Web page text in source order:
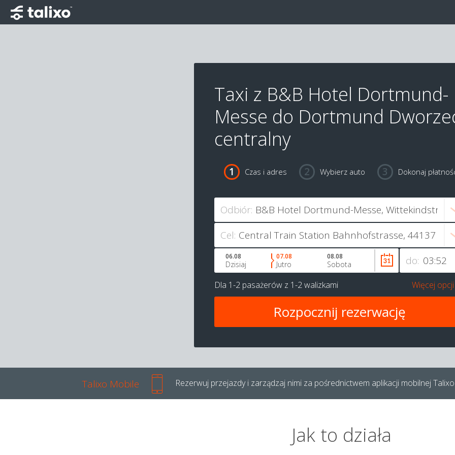
Taxi z B&B Hotel Dortmund-
Messe do Dortmund
centralny
Czas i adres Wybierz auto Dokonaj
Odbiór:
Cel:
do:
06.08
Dzisiaj
07.08
Jutro
08.08
Sobota
Dla 1-2 pasażerów z 1-2 walizkami Więcej opcji
Talixo Mobile Rezerwuj przejazdy i zarządzaj nimi za pośrednictwem aplikacji mobilnej
Jak to działa